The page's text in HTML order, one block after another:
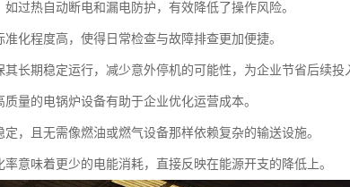
过热自动断电和漏电防护，有效降低了操作风险。
化程度高，使得日常检查与故障排查更加便捷。
其长期稳定运行，减少意外停机的可能性，为企业节省后续投
量的电锅炉设备有助于企业优化运营成本。
，且无需像燃油或燃气设备那样依赖复杂的输送设施。
意味着更少的电能消耗，直接反映在能源开支的降低上。